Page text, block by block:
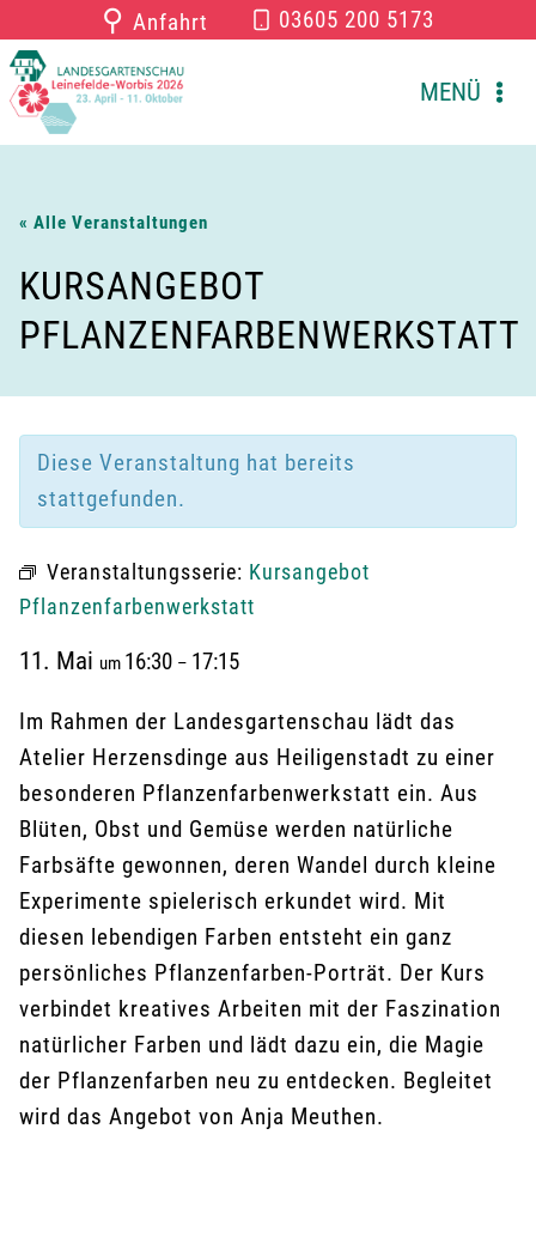
Inhalt
springen
⚲ Anfahrt 03605 200 5173
MENÜ
« Alle Veranstaltungen
KURSANGEBOT
PFLANZENFARBENWERKSTATT
Diese Veranstaltung hat bereits
stattgefunden.
Veranstaltungsserie: Kursangebot
Pflanzenfarbenwerkstatt
11. Mai um 16:30 – 17:15
Im Rahmen der Landesgartenschau lädt das
Atelier Herzensdinge aus Heiligenstadt zu einer
besonderen Pflanzenfarbenwerkstatt ein. Aus
Blüten, Obst und Gemüse werden natürliche
Farbsäfte gewonnen, deren Wandel durch kleine
Experimente spielerisch erkundet wird. Mit
diesen lebendigen Farben entsteht ein ganz
persönliches Pflanzenfarben-Porträt. Der Kurs
verbindet kreatives Arbeiten mit der Faszination
natürlicher Farben und lädt dazu ein, die Magie
der Pflanzenfarben neu zu entdecken. Begleitet
wird das Angebot von Anja Meuthen.